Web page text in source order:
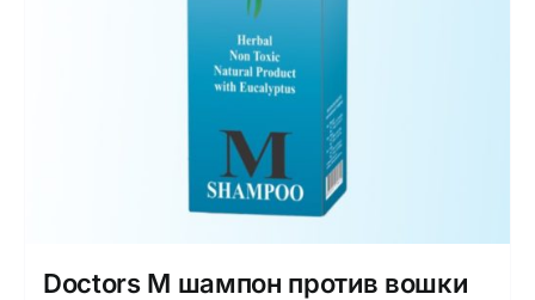
Doctors M шампон против вошки